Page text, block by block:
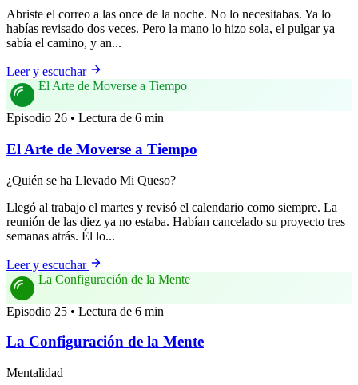
Abriste el correo a las once de la noche. No lo necesitabas. Ya lo
habías revisado dos veces. Pero la mano lo hizo sola, el pulgar ya
sabía el camino, y an...
Leer y escuchar
El Arte de Moverse a Tiempo
Episodio 26 • Lectura de 6 min
El Arte de Moverse a Tiempo
¿Quién se ha Llevado Mi Queso?
Llegó al trabajo el martes y revisó el calendario como siempre. La
reunión de las diez ya no estaba. Habían cancelado su proyecto tres
semanas atrás. Él lo...
Leer y escuchar
La Configuración de la Mente
Episodio 25 • Lectura de 6 min
La Configuración de la Mente
Mentalidad